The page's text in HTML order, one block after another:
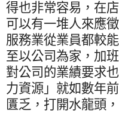
得也非常容易，在
可以有一堆人來應
服務業從業員都較
至以公司為家，加
對公司的業績要求
力資源」就如數年
匱乏，打開水龍頭